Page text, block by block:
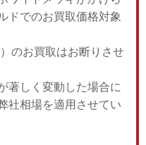
ドでのお買取価格対象
のお買取はお断りさせ
著しく変動した場合に
社相場を適用させてい